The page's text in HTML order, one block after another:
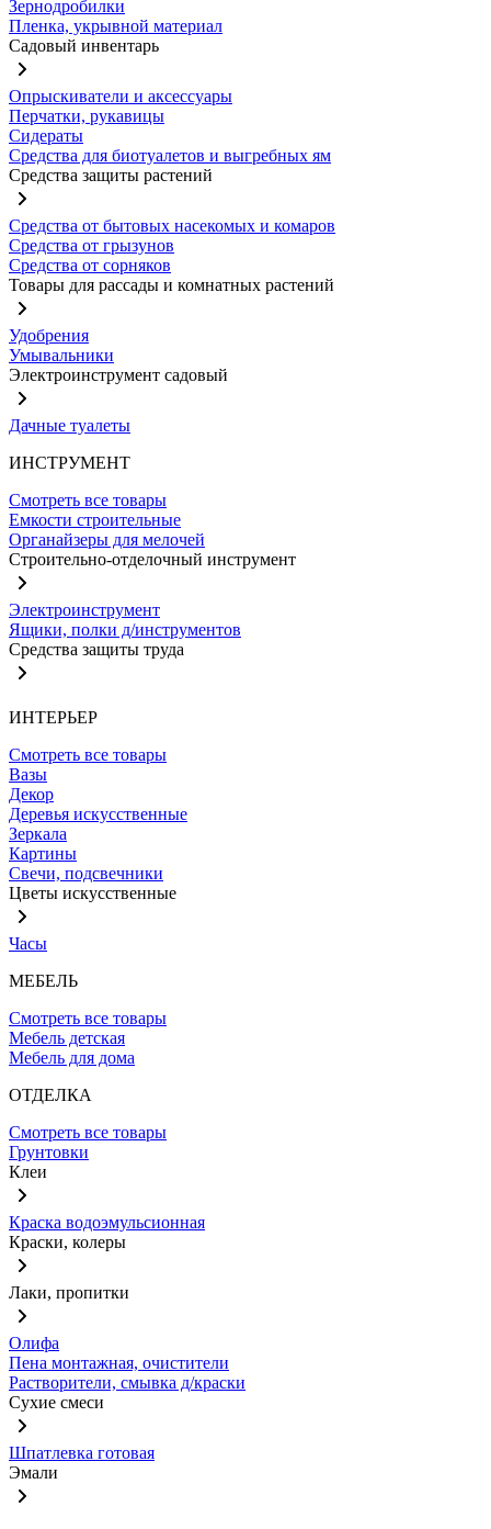
Зернодробилки
Пленка, укрывной материал
Садовый инвентарь
Опрыскиватели и аксессуары
Перчатки, рукавицы
Сидераты
Средства для биотуалетов и выгребных ям
Средства защиты растений
Средства от бытовых насекомых и комаров
Средства от грызунов
Средства от сорняков
Товары для рассады и комнатных растений
Удобрения
Умывальники
Электроинструмент садовый
Дачные туалеты
ИНСТРУМЕНТ
Смотреть все товары
Емкости строительные
Органайзеры для мелочей
Строительно-отделочный инструмент
Электроинструмент
Ящики, полки д/инструментов
Средства защиты труда
ИНТЕРЬЕР
Смотреть все товары
Вазы
Декор
Деревья искусственные
Зеркала
Картины
Свечи, подсвечники
Цветы искусственные
Часы
МЕБЕЛЬ
Смотреть все товары
Мебель детская
Мебель для дома
ОТДЕЛКА
Смотреть все товары
Грунтовки
Клеи
Краска водоэмульсионная
Краски, колеры
Лаки, пропитки
Олифа
Пена монтажная, очистители
Растворители, смывка д/краски
Сухие смеси
Шпатлевка готовая
Эмали